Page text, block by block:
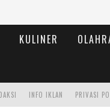
KULINER
PRIVASI
INFO IKLAN